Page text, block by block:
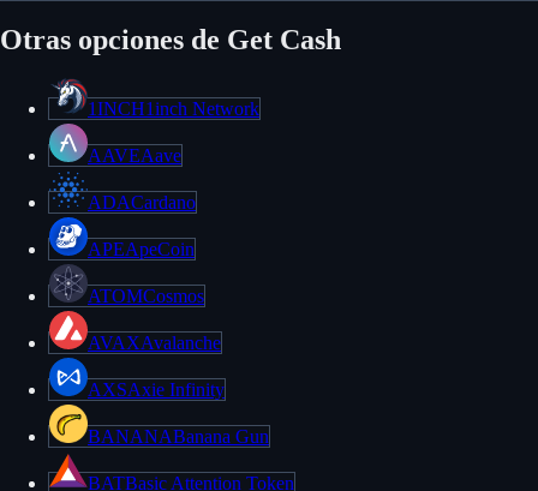
Otras opciones de Get Cash
1INCH1inch Network
AAVEAave
ADACardano
APEApeCoin
ATOMCosmos
AVAXAvalanche
AXSAxie Infinity
BANANABanana Gun
BATBasic Attention Token